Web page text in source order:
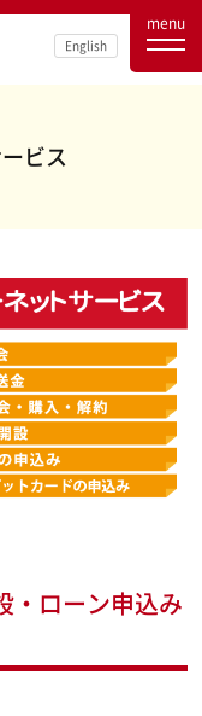
English
menu
ビス
・ローン申込み